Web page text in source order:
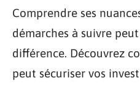
Comprendre ses
démarches à suivre
différence. Découvrez
peut sécuriser vos